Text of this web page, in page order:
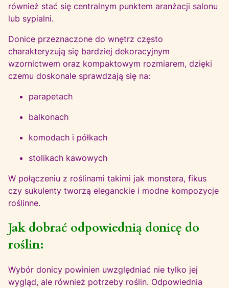
również stać się centralnym punktem aranżacji salonu
lub sypialni.
Donice przeznaczone do wnętrz często
charakteryzują się bardziej dekoracyjnym
wzornictwem oraz kompaktowym rozmiarem, dzięki
czemu doskonale sprawdzają się na:
parapetach
balkonach
komodach i półkach
stolikach kawowych
W połączeniu z roślinami takimi jak monstera, fikus
czy sukulenty tworzą eleganckie i modne kompozycje
roślinne.
Jak dobrać odpowiednią donicę do
roślin:
Wybór donicy powinien uwzględniać nie tylko jej
wygląd, ale również potrzeby roślin. Odpowiednia